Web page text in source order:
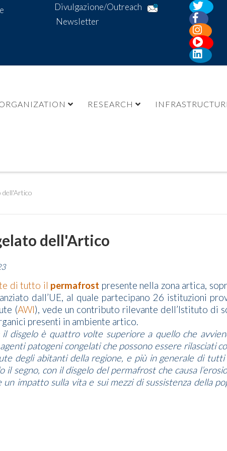
Divulgazione/Outreach
Newsletter
RESEARCH
dell'Artico
dell'Artico
di tutto il permafrost presente nella zona artica,
dall’UE, al quale partecipano 26 istituzioni
(AWI), vede un contributo rilevante dell’Istituto di
presenti in ambiente artico.
il disgelo è quattro volte superiore a quello che
patogeni congelati che possono essere rilasciati
degli abitanti della regione, e più in generale di
il segno, con il disgelo del permafrost che causa
impatto sulla vita e sui mezzi di sussistenza della